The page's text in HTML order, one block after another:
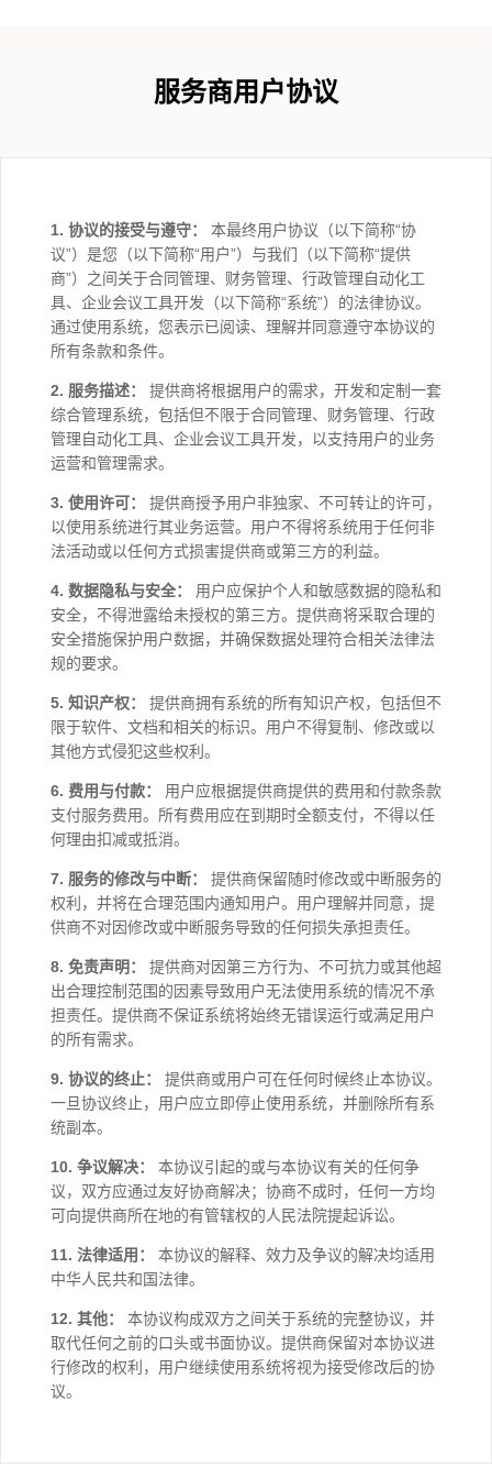
服务商用户协议
1. 协议的接受与遵守：
本最终用户协议（以下简称“协
议”）是您（以下简称“用户”）与我们（以下简称“提供
商”）之间关于合同管理、财务管理、行政管理自动化工
具、企业会议工具开发（以下简称“系统”）的法律协议。
通过使用系统，您表示已阅读、理解并同意遵守本协议的
所有条款和条件。
2. 服务描述：
提供商将根据用户的需求，开发和定制一套
综合管理系统，包括但不限于合同管理、财务管理、行政
管理自动化工具、企业会议工具开发，以支持用户的业务
运营和管理需求。
3. 使用许可：
提供商授予用户非独家、不可转让的许可，
以使用系统进行其业务运营。用户不得将系统用于任何非
法活动或以任何方式损害提供商或第三方的利益。
4. 数据隐私与安全：
用户应保护个人和敏感数据的隐私和
安全，不得泄露给未授权的第三方。提供商将采取合理的
安全措施保护用户数据，并确保数据处理符合相关法律法
规的要求。
5. 知识产权：
提供商拥有系统的所有知识产权，包括但不
限于软件、文档和相关的标识。用户不得复制、修改或以
其他方式侵犯这些权利。
6. 费用与付款：
用户应根据提供商提供的费用和付款条款
支付服务费用。所有费用应在到期时全额支付，不得以任
何理由扣减或抵消。
7. 服务的修改与中断：
提供商保留随时修改或中断服务的
权利，并将在合理范围内通知用户。用户理解并同意，提
供商不对因修改或中断服务导致的任何损失承担责任。
8. 免责声明：
提供商对因第三方行为、不可抗力或其他超
出合理控制范围的因素导致用户无法使用系统的情况不承
担责任。提供商不保证系统将始终无错误运行或满足用户
的所有需求。
9. 协议的终止：
提供商或用户可在任何时候终止本协议。
一旦协议终止，用户应立即停止使用系统，并删除所有系
统副本。
10. 争议解决：
本协议引起的或与本协议有关的任何争
议，双方应通过友好协商解决；协商不成时，任何一方均
可向提供商所在地的有管辖权的人民法院提起诉讼。
11. 法律适用：
本协议的解释、效力及争议的解决均适用
中华人民共和国法律。
12. 其他：
本协议构成双方之间关于系统的完整协议，并
取代任何之前的口头或书面协议。提供商保留对本协议进
行修改的权利，用户继续使用系统将视为接受修改后的协
议。